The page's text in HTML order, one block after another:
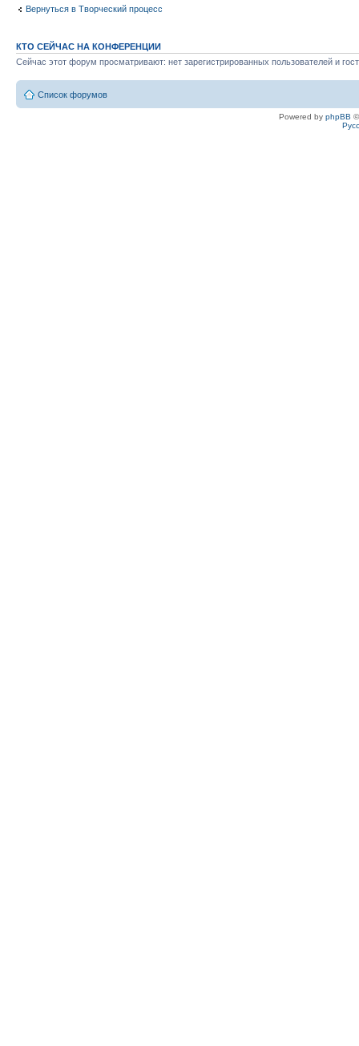
Вернуться в Творческий процесс
КТО СЕЙЧАС НА КОНФЕРЕНЦИИ
Сейчас этот форум просматривают: нет зарегистрированных пользователей и
Список форумов
Powered by phpBB